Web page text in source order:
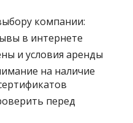
компании:
в интернете
и условия аренды
на наличие
перед